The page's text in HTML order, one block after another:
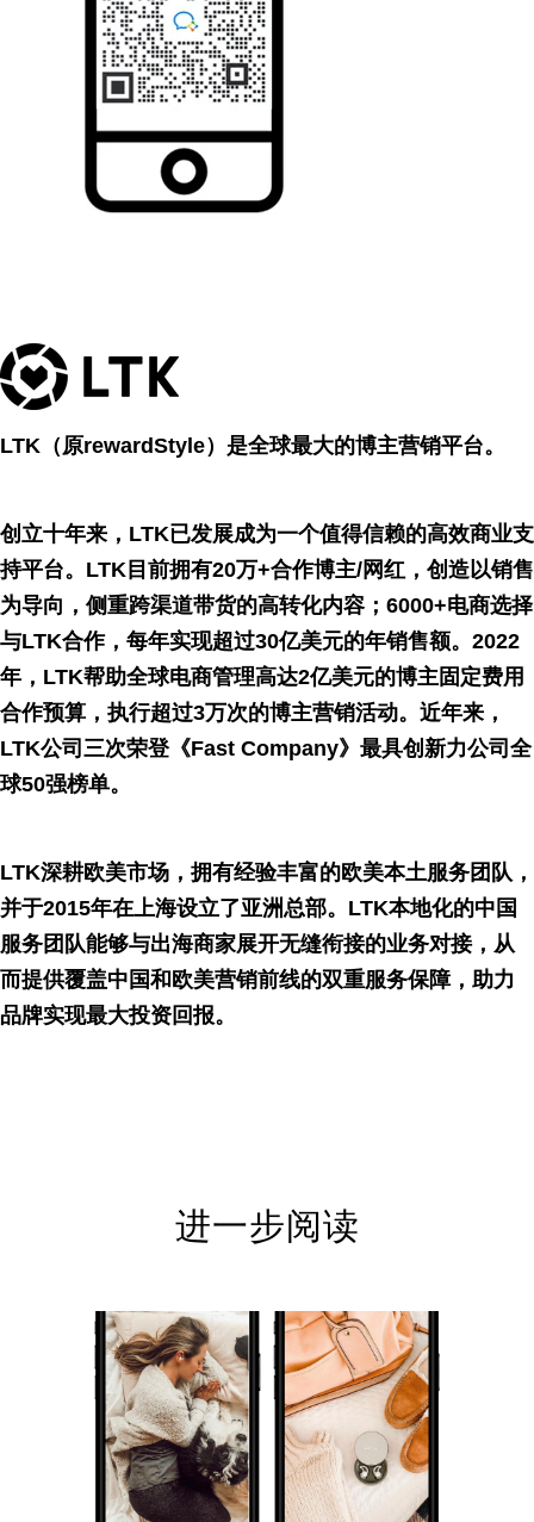
LTK（原rewardStyle）是全球最大的博主营销平台。
创立十年来，LTK已发展成为一个值得信赖的高效商业支
持平台。LTK目前拥有20万+合作博主/网红，创造以销售
为导向，侧重跨渠道带货的高转化内容；6000+电商选择
与LTK合作，每年实现超过30亿美元的年销售额。2022
年，LTK帮助全球电商管理高达2亿美元的博主固定费用
合作预算，执行超过3万次的博主营销活动。近年来，
LTK公司三次荣登《Fast Company》最具创新力公司全
球50强榜单。
LTK深耕欧美市场，拥有经验丰富的欧美本土服务团队，
并于2015年在上海设立了亚洲总部。LTK本地化的中国
服务团队能够与出海商家展开无缝衔接的业务对接，从
而提供覆盖中国和欧美营销前线的双重服务保障，助力
品牌实现最大投资回报。
进一步阅读